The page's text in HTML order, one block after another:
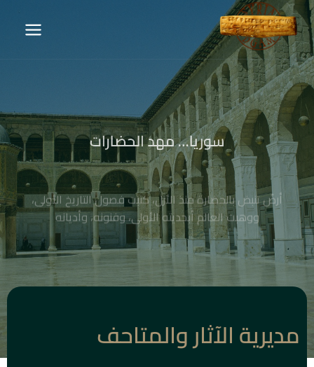
سوريا… مهد الحضارات
أرضٌ تنبض بالحضارة منذ الأزل، كتبت فصول التاريخ الأولى،
ووهبت العالم أبجديته الأولى، وفنونه، وأديانه
مديرية الآثار والمتاحف